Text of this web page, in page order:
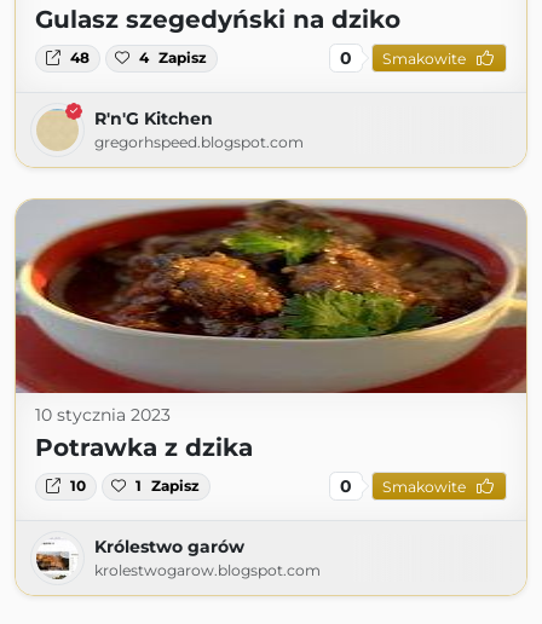
Gulasz szegedyński na dziko
48 4 Zapisz 0 Smakowite
R'n'G Kitchen
gregorhspeed.blogspot.com
10 stycznia 2023
Potrawka z dzika
10 1 Zapisz 0 Smakowite
Królestwo garów
krolestwogarow.blogspot.com